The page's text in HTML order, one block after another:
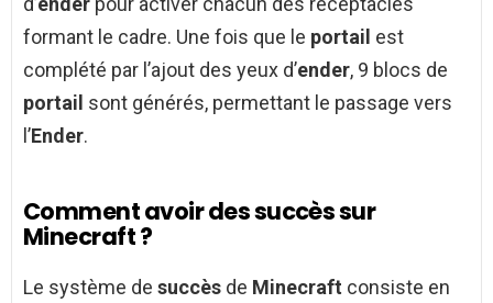
formant le cadre. Une fois que le portail est
complété par l’ajout des yeux d’ender, 9 blocs de
portail sont générés, permettant le passage vers
l’Ender.
Comment avoir des succès sur
Minecraft ?
Le système de succès de Minecraft consiste en